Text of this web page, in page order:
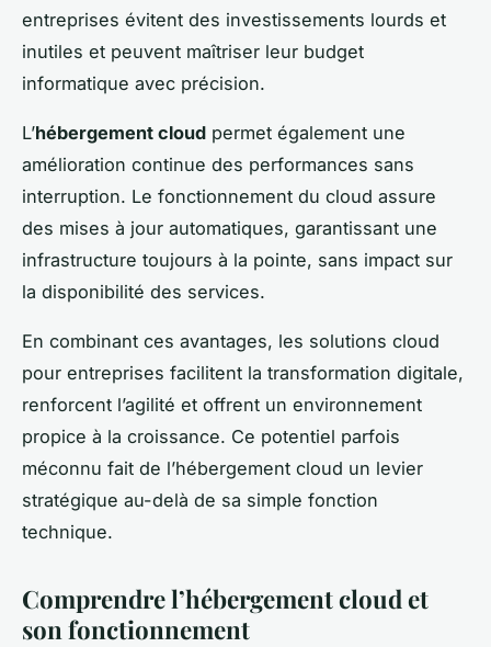
entreprises évitent des investissements lourds et
inutiles et peuvent maîtriser leur budget
informatique avec précision.
L’hébergement cloud permet également une
amélioration continue des performances sans
interruption. Le fonctionnement du cloud assure
des mises à jour automatiques, garantissant une
infrastructure toujours à la pointe, sans impact sur
la disponibilité des services.
En combinant ces avantages, les solutions cloud
pour entreprises facilitent la transformation digitale,
renforcent l’agilité et offrent un environnement
propice à la croissance. Ce potentiel parfois
méconnu fait de l’hébergement cloud un levier
stratégique au-delà de sa simple fonction
technique.
Comprendre l’hébergement cloud et
son fonctionnement